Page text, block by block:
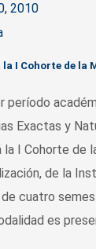
2010
la I Cohorte de la
período
Exactas y
la I Cohorte de
de la
de cuatro
es